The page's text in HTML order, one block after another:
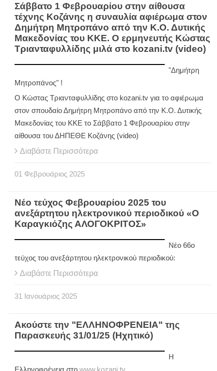
Σάββατο 1 Φεβρουαρίου στην αίθουσα
τέχνης Κοζάνης η συναυλία αφιέρωμα στον
Δημήτρη Μητροπάνο από την Κ.Ο. Δυτικής
Μακεδονίας του ΚΚΕ. Ο ερμηνευτής Κώστας
Τριανταφυλλίδης μιλά στο kozani.tv (video)
"Δημήτρη
Μητροπάνος" !
Ο Κώστας Τριανταφυλλίδης στο kozani.tv για το αφιέρωμα
στον σπουδαίο Δημήτρη Μητροπάνο από την Κ.Ο. Δυτικής
Μακεδονίας του ΚΚΕ το Σάββατο 1 Φεβρουαρίου στην
αίθουσα του ΔΗΠΕΘΕ Κοζάνης (video)
Διαβάστε Περισσότερα
01 Φεβρουάριος 2025
Νέο τεύχος Φεβρουαρίου 2025 του
ανεξάρτητου ηλεκτρονικού περιοδικού «Ο
Καραγκιόζης ΑΛΟΓΟΚΡΙΤΟΣ»
Νέο 66ο
τεύχος του ανεξάρτητου ηλεκτρονικού περιοδικού:
Διαβάστε Περισσότερα
31 Ιανουάριος 2025
Ακούστε την "ΕΛΛΗΝΟΦΡΕΝΕΙΑ" της
Παρασκευής 31/01/25 (Ηχητικό)
Η
Ελληνοφρένεια στο www.kozani.tv